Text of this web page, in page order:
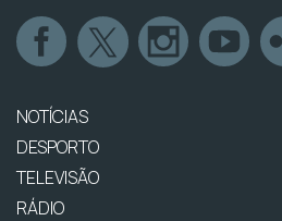
NOTÍCIAS
DESPORTO
TELEVISÃO
RÁDIO